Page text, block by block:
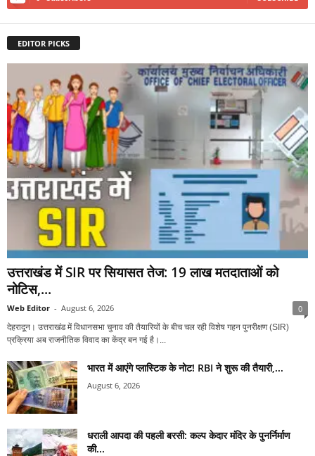
EDITOR PICKS
उत्तराखंड में SIR पर सियासत तेज: 19 लाख मतदाताओं को
नोटिस,...
Web Editor - August 6, 2026 0
देहरादून। उत्तराखंड में विधानसभा चुनाव की तैयारियों के बीच चल रही विशेष गहन पुनरीक्षण (SIR)
प्रक्रिया अब राजनीतिक विवाद का केंद्र बन गई है।...
भारत में आएंगे प्लास्टिक के नोट! RBI ने शुरू की तैयारी,...
August 6, 2026
धराली आपदा की पहली बरसी: कल्प केदार मंदिर के पुनर्निर्माण
की...